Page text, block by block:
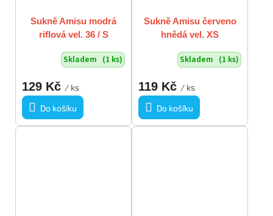
Sukně Amisu modrá
riflová vel. 36 / S
Skladem (1 ks)
129 Kč / ks
Do košíku
Sukně Amisu červeno
hnědá vel. XS
Skladem (1 ks)
119 Kč / ks
Do košíku